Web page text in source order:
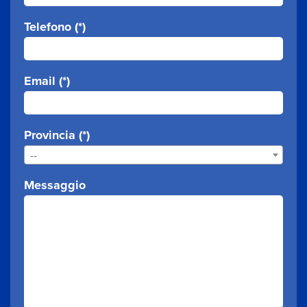
Telefono (*)
Email (*)
Provincia (*)
--
Messaggio